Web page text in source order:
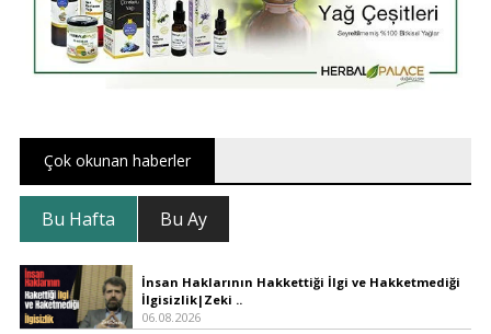
Çok okunan haberler
Bu Hafta Bu Ay
İnsan Haklarının Hakkettiği İlgi ve Hakketmediği
İlgisizlik|Zeki ..
06.08.2026